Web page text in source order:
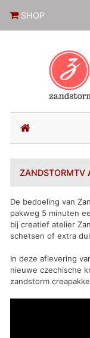
SHOP
(current)
ZANDSTORMTV
De bedoeling van
pakweg 5 minuten
bij creatief atelier
schetsen of extra
In deze aflevering
nieuwe czechische
zandstorm